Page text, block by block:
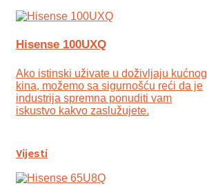
Hisense 100UXQ
Ako istinski uživate u doživljaju kućnog
kina, možemo sa sigurnošću reći da je
industrija spremna ponuditi vam
iskustvo kakvo zaslužujete.
Vijesti